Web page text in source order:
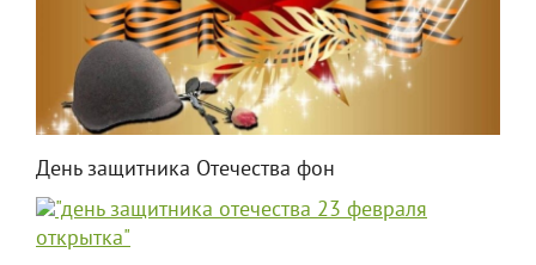
День защитника Отечества фон